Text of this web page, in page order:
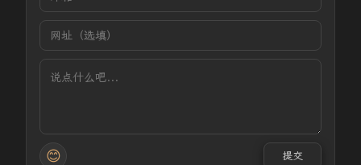
😊 提交